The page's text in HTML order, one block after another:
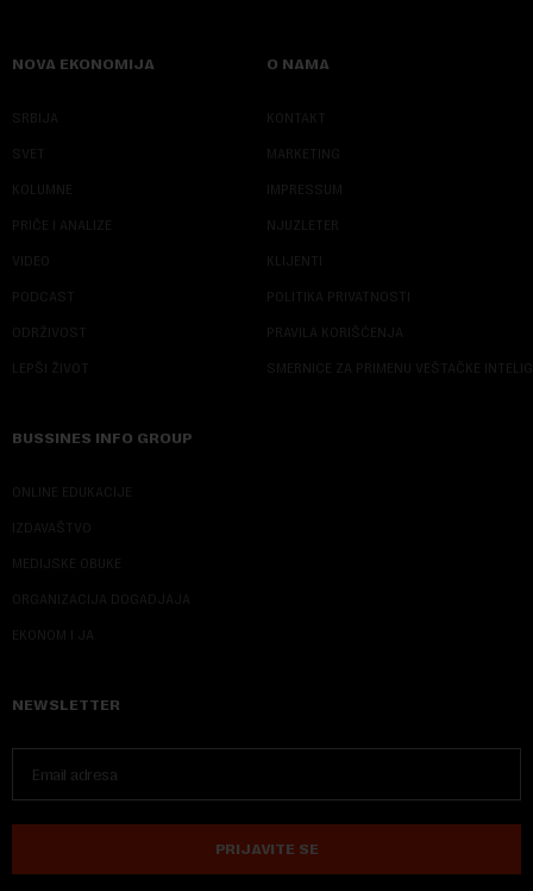
NOVA EKONOMIJA
SRBIJA
SVET
KOLUMNE
PRIČE I ANALIZE
VIDEO
PODCAST
ODRŽIVOST
LEPŠI ŽIVOT
O NAMA
KONTAKT
MARKETING
IMPRESSUM
NJUZLETER
KLIJENTI
POLITIKA PRIVATNOSTI
PRAVILA KORIŠĆENJA
SMERNICE ZA PRIMENU VEŠTAČKE
BUSSINES INFO GROUP
ONLINE EDUKACIJE
IZDAVAŠTVO
MEDIJSKE OBUKE
ORGANIZACIJA DOGADJAJA
EKONOM I JA
NEWSLETTER
PRIJAVITE SE